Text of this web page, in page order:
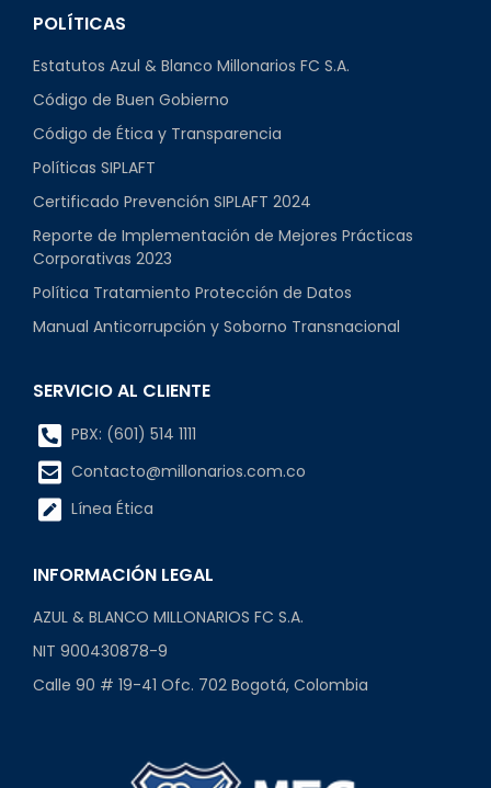
POLÍTICAS
Estatutos Azul & Blanco Millonarios FC S.A.
Código de Buen Gobierno
Código de Ética y Transparencia
Políticas SIPLAFT
Certificado Prevención SIPLAFT 2024
Reporte de Implementación de Mejores Prácticas
Corporativas 2023
Política Tratamiento Protección de Datos
Manual Anticorrupción y Soborno Transnacional
SERVICIO AL CLIENTE
PBX: (601) 514 1111
Contacto@millonarios.com.co
Línea Ética
INFORMACIÓN LEGAL
AZUL & BLANCO MILLONARIOS FC S.A.
NIT 900430878-9
Calle 90 # 19-41 Ofc. 702 Bogotá, Colombia